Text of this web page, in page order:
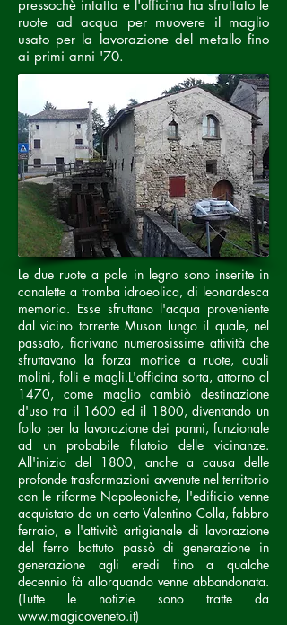
pressochè intatta e l'officina ha sfruttato le
ruote ad acqua per muovere il maglio
usato per la lavorazione del metallo fino
ai primi anni '70.
Le due ruote a pale in legno sono inserite in
canalette a tromba idroeolica, di leonardesca
memoria. Esse sfruttano l'acqua proveniente
dal vicino torrente Muson lungo il quale, nel
passato, fiorivano numerosissime attività che
sfruttavano la forza motrice a ruote, quali
molini, folli e magli.L'officina sorta, attorno al
1470, come maglio cambiò destinazione
d'uso tra il 1600 ed il 1800, diventando un
follo per la lavorazione dei panni, funzionale
ad un probabile filatoio delle vicinanze.
All'inizio del 1800, anche a causa delle
profonde trasformazioni avvenute nel territorio
con le riforme Napoleoniche, l'edificio venne
acquistato da un certo Valentino Colla, fabbro
ferraio, e l'attività artigianale di lavorazione
del ferro battuto passò di generazione in
generazione agli eredi fino a qualche
decennio fà allorquando venne abbandonata.
(Tutte le notizie sono tratte da
www.magicoveneto.it)